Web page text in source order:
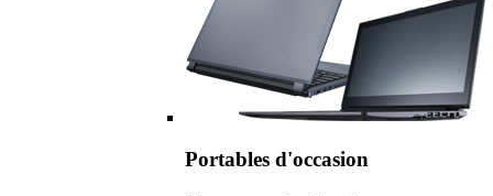
Portables d'occasion